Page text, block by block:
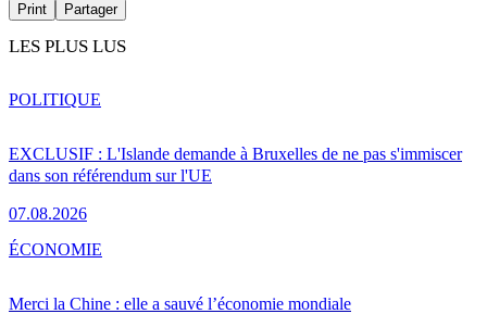
Print Partager
LES PLUS LUS
EXCLUSIF : L'Islande demande à Bruxelles de ne pas s'immiscer
dans son référendum sur l'UE
07.08.2026
POLITIQUE
Merci la Chine : elle a sauvé l’économie mondiale
ÉCONOMIE